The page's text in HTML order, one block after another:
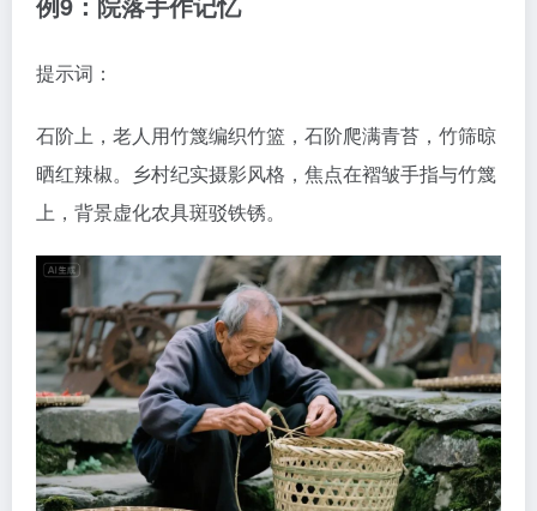
提示词：
石阶上，老人用竹篾编织竹篮，石阶爬满青苔，竹筛晾
晒红辣椒。乡村纪实摄影风格，焦点在褶皱手指与竹篾
上，背景虚化农具斑驳铁锈。